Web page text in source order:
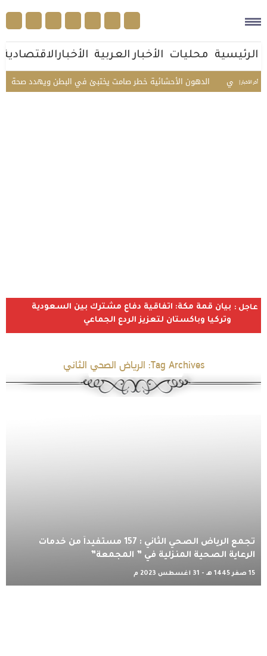
الرئيسية محليات الأخبار العربية الأخبارالاقتصادية
أخر الأخبار | الدهون الأحشائية خطر صامت يختبئ في البطن ويهدد صحة
عاجل : بيان قمة مكة: اتفاقية دفاع مشترك بين السعودية
وتركيا وباكستان لتعزيز الردع الجماعي
Tag Archives: الرياض الصحي الثاني
تجمع الرياض الصحي الثاني : 157 مستفيداً من خدمات
الرعاية الصحية المنزلية في ” المجمعة”
15 صفر 1445 هـ - 31 أغسطس 2023 م